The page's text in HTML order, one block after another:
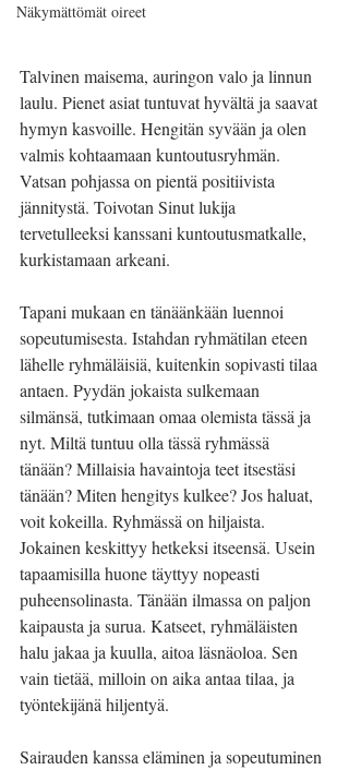
Näkymättömät oireet
Talvinen maisema, auringon valo ja linnun
laulu. Pienet asiat tuntuvat hyvältä ja saavat
hymyn kasvoille. Hengitän syvään ja olen
valmis kohtaamaan kuntoutusryhmän.
Vatsan pohjassa on pientä positiivista
jännitystä. Toivotan Sinut lukija
tervetulleeksi kanssani kuntoutusmatkalle,
kurkistamaan arkeani.
Tapani mukaan en tänäänkään luennoi
sopeutumisesta. Istahdan ryhmätilan eteen
lähelle ryhmäläisiä, kuitenkin sopivasti tilaa
antaen. Pyydän jokaista sulkemaan
silmänsä, tutkimaan omaa olemista tässä ja
nyt. Miltä tuntuu olla tässä ryhmässä
tänään? Millaisia havaintoja teet itsestäsi
tänään? Miten hengitys kulkee? Jos haluat,
voit kokeilla. Ryhmässä on hiljaista.
Jokainen keskittyy hetkeksi itseensä. Usein
tapaamisilla huone täyttyy nopeasti
puheensolinasta. Tänään ilmassa on paljon
kaipausta ja surua. Katseet, ryhmäläisten
halu jakaa ja kuulla, aitoa läsnäoloa. Sen
vain tietää, milloin on aika antaa tilaa, ja
työntekijänä hiljentyä.
Sairauden kanssa eläminen ja sopeutuminen